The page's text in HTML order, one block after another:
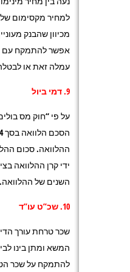
למחיר מקסימום של כ –
מכיוון שהבנק
אפשר להתמקח עם
עמלה זאת או
9. דמי ביול
על פי “חוק מס
ההלוואה. סכום
ידי קרן ההלוואה
השנים של ההלוואה.
10. שכ”ט עו”ד
שכר טרחת עורך
המשא ומתן בינו
להתמקח על שכר